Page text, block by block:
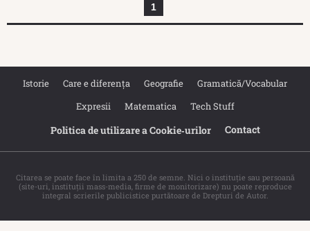
1
Istorie Care e diferența Geografie
Gramatică/Vocabular
Expresii
Matematica Tech Stuff
Politica de utilizare a Cookie‐urilor Contact
Citarea se poate face în limita a 250 de semne. Nici o instituţie sau persoană
(site-uri, instituţii mass-media, firme de monitorizare) nu poate reproduce
integral scrierile publicistice purtătoare de Drepturi de Autor.